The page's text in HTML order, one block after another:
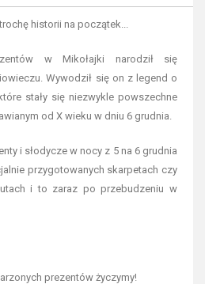
historii na początek...
w Mikołajki narodził się
Wywodził się on z legend o
stały się niezwykle powszechne
od X wieku w dniu 6 grudnia.
i słodycze w nocy z 5 na 6 grudnia
przygotowanych skarpetach czy
i to zaraz po przebudzeniu w
prezentów życzymy!